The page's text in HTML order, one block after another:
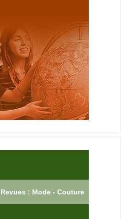
Revues : Mode - Couture